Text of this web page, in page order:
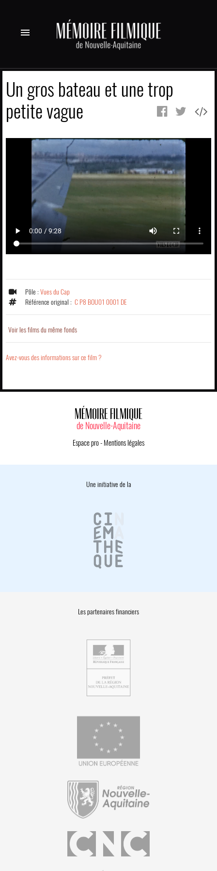
menu
Un gros bateau et une trop
petite vague
Pôle : Vues du Cap
Référence original : C P8 BOU01 0001 DE
Voir les films du même fonds
Avez-vous des informations sur ce film ?
MÉMOIRE FILMIQUE
de Nouvelle-Aquitaine
Espace pro- Mentions légales
Une initiative de la
Les partenaires financiers